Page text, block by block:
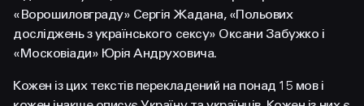
«Ворошиловграду» Сергія Жадана, «Польових
досліджень з українського сексу» Оксани Забужко і
«Московіади» Юрія Андруховича.
Кожен із цих текстів перекладений на понад 15 мов і